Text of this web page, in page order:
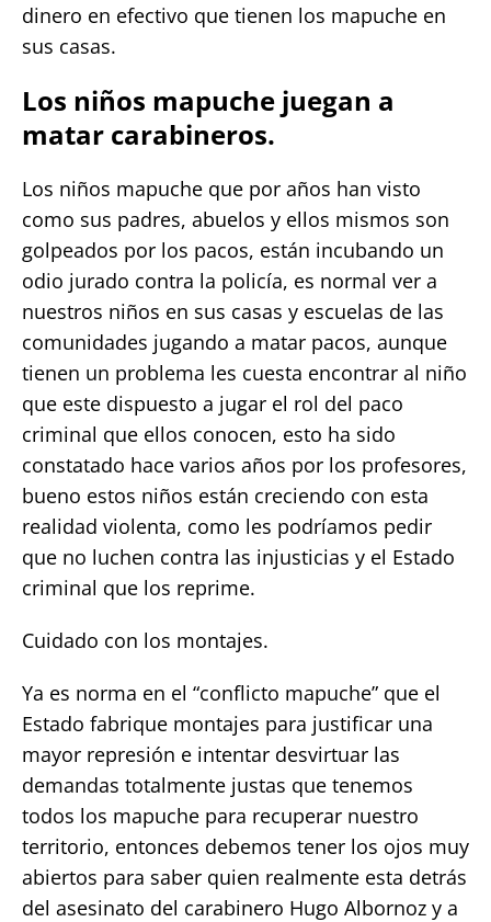
dinero en efectivo que tienen los mapuche en
sus casas.
Los niños mapuche juegan a
matar carabineros.
Los niños mapuche que por años han visto
como sus padres, abuelos y ellos mismos son
golpeados por los pacos, están incubando un
odio jurado contra la policía, es normal ver a
nuestros niños en sus casas y escuelas de las
comunidades jugando a matar pacos, aunque
tienen un problema les cuesta encontrar al niño
que este dispuesto a jugar el rol del paco
criminal que ellos conocen, esto ha sido
constatado hace varios años por los profesores,
bueno estos niños están creciendo con esta
realidad violenta, como les podríamos pedir
que no luchen contra las injusticias y el Estado
criminal que los reprime.
Cuidado con los montajes.
Ya es norma en el “conflicto mapuche” que el
Estado fabrique montajes para justificar una
mayor represión e intentar desvirtuar las
demandas totalmente justas que tenemos
todos los mapuche para recuperar nuestro
territorio, entonces debemos tener los ojos muy
abiertos para saber quien realmente esta detrás
del asesinato del carabinero Hugo Albornoz y a